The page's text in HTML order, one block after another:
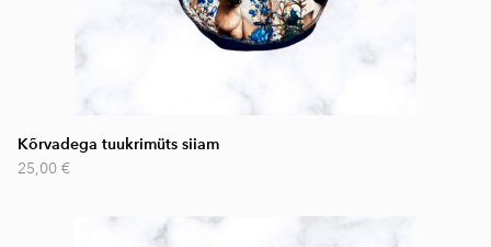
Kõrvadega tuukrimüts siiam
25,00 €